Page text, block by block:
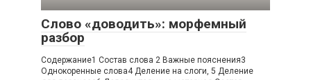
Слово «доводить»: морфемный
разбор
Содержание1 Состав слова 2 Важные пояснения3
Однокоренные слова4 Деление на слоги, 5 Деление